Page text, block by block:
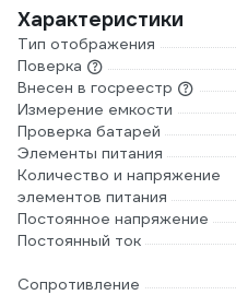
Характеристики
Тип отображения
Поверка
Внесен в госреестр
Измерение емкости
Проверка батарей
Элементы питания
Количество и напряжение
элементов питания
Постоянное напряжение
Постоянный ток
Сопротивление